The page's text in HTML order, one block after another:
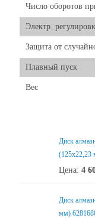
Число оборотов
Электр.
Защита от
Плавный пуск
Вес
Диск
(125x22,23
Цена: 4
Диск
мм)